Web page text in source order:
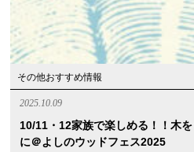
その他おすすめ情報
2025.10.09
10/11・12家族で楽しめる！！木
に＠よしのウッドフェス2025